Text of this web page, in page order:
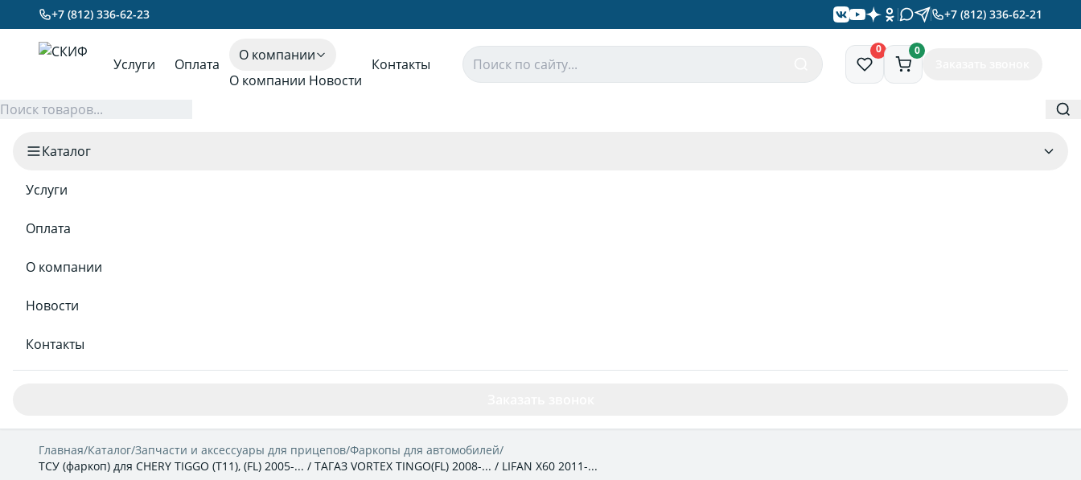
+7 (812) 336-62-23 +7 (812) 336-62-21
Услуги Оплата
О компании
О компании Новости
Контакты
0 0
Каталог
Услуги
Оплата
О компании
Новости
Контакты
Главная/Каталог/Запчасти и аксессуары для прицепов/Фаркопы для автомобилей/
ТСУ (фаркоп) для CHERY TIGGO (T11), (FL) 2005-... / ТАГАЗ VORTEX TINGO(FL) 2008-... / LIFAN X60 2011-...